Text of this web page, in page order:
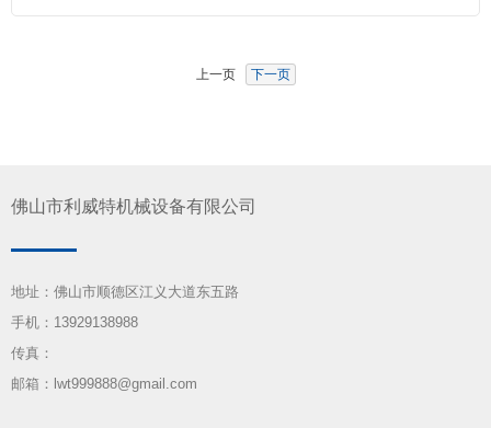
上一页 下一页
佛山市利威特机械设备有限公司
地址：佛山市顺德区江义大道东五路
手机：13929138988
传真：
邮箱：lwt999888@gmail.com